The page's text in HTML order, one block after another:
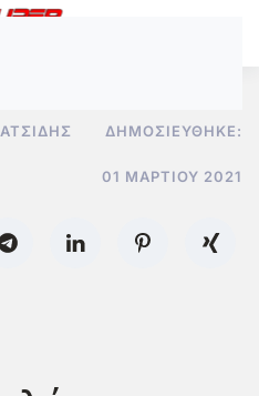
ΔΗΜΟΣΙΕΎΘΗΚΕ:
01 ΜΑΡΤΊΟΥ 2021